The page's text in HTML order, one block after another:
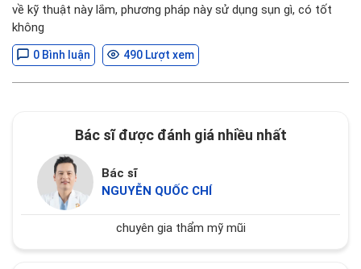
về kỹ thuật này lắm, phương pháp này sử dụng sụn gì, có tốt
không
0 Bình luận 490 Lượt xem
Bác sĩ được đánh giá nhiều nhất
Bác sĩ
NGUYỄN QUỐC CHÍ
chuyên gia thẩm mỹ mũi